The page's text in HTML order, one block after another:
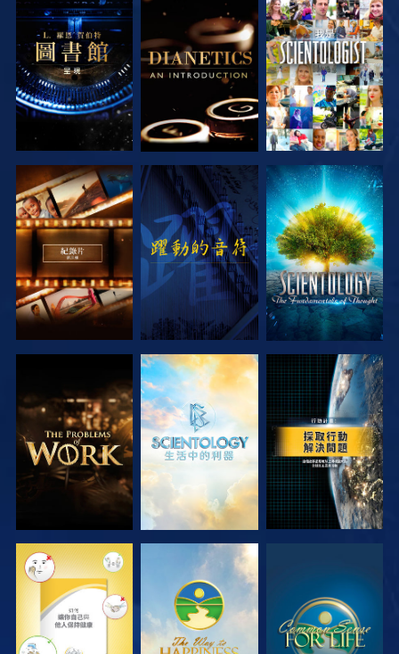
探索系列節目 探索系列節目 觀看
探索系列節目 觀看 探索系列節目
探索系列節目 探索系列節目 觀看
觀看 觀看 觀看